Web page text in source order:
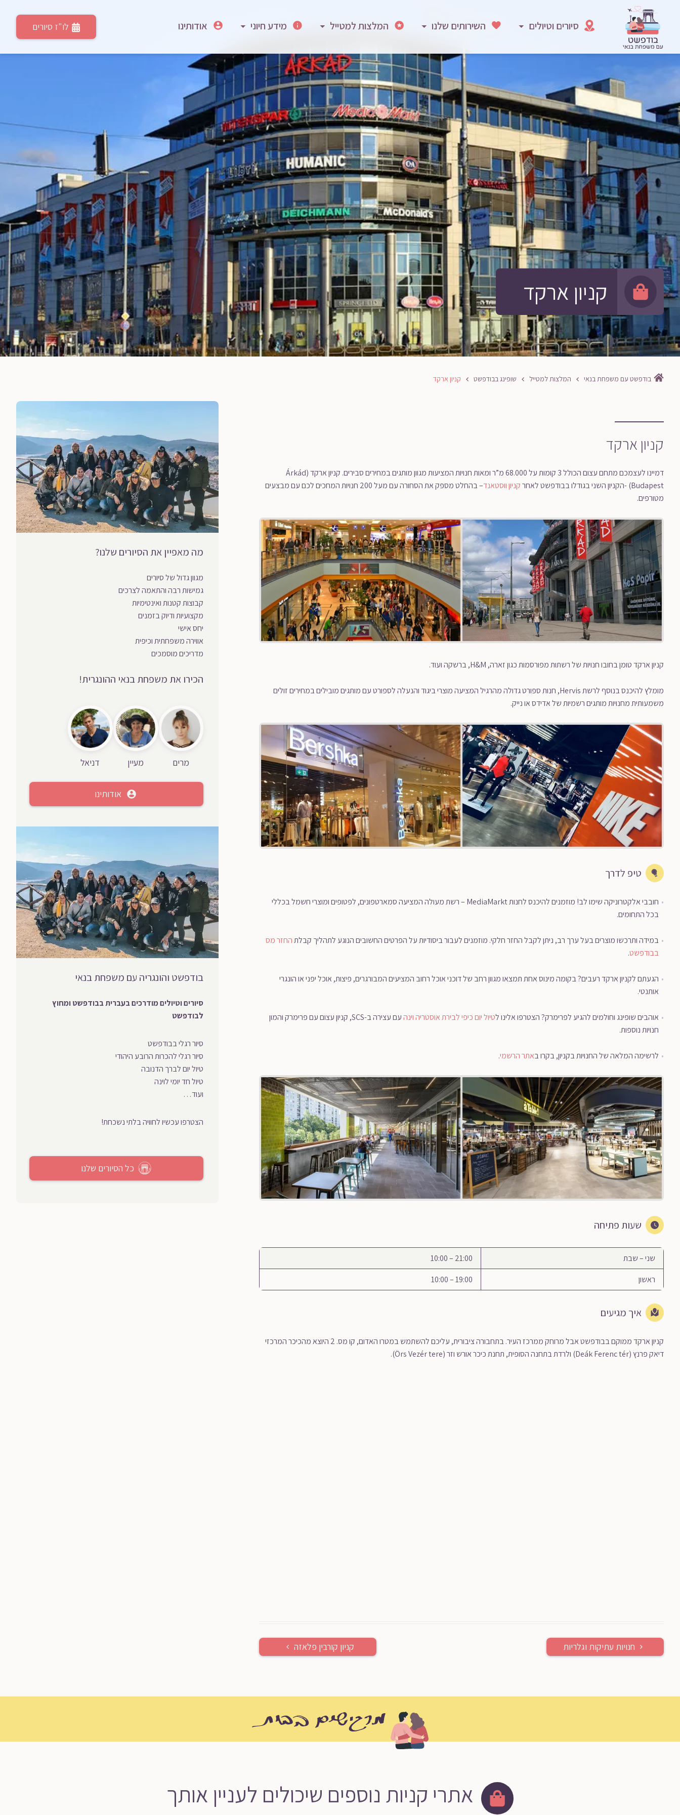
סיורים וטיולים השירותים שלנו המלצות למטייל מידע חיוני אודותינו לו"ז סיורים
קניון ארקד
בודפשט עם משפחת בנאי המלצות למטייל שופינג בבודפשט קניון ארקד
קניון ארקד
דמיינו לעצמכם מתחם עצום הכולל 3 קומות על 68.000 מ”ר ומאות חנויות המציעות מגוון מותגים במחירים סבירים. קניון ארקד (Árkád
Budapest) -הקניון השני בגודלו בבודפשט לאחר
קניון ווסטאנד
– בהחלט מספק את הסחורה עם מעל 200 חנויות המחכים לכם עם מבצעים
מטורפים.
קניון ארקד טומן בחובו חנויות של רשתות מפורסמות כגון זארה, H&M, ברשקה ועוד.
מומלץ להיכנס בנוסף לרשת Hervis, חנות ספורט גדולה מהרגיל המציעה מוצרי ביגוד והנעלה לספורט עם מותגים מובילים במחירים זולים
משמעותית מחנויות מותגים רשמיות של אדידס או נייק.
טיפ לדרך
חובבי אלקטרוניקה שימו לב! מוזמנים להיכנס לחנות MediaMarkt – רשת מעולה המציעה סמארטפונים, לפטופים ומוצרי חשמל בכללי
בכל התחומים.
במידה ותרכשו מוצרים בעל ערך רב, ניתן לקבל החזר חלקי. מוזמנים לעבור ביסודיות על הפרטים החשובים הנוגע לתהליך קבלתהחזר מס
בבודפשט.
הגעתם לקניון ארקד רעבים? בקומה מינוס אחת תמצאו מגוון רחב של דוכני אוכל רחוב המציעים המבורגרים, פיצות, אוכל יפני או הונגרי
אותנטי.
אוהבים שופינג וחולמים להגיע לפרימרק? הצטרפו אלינו לטיול יום כיפי לבירת אוסטריה וינה
עם עצירה ב-SCS, קניון עצום עם פרימרק והמון
חנויות נוספות.
לרשימה המלאה של החנויות בקניון, בקרו באתר הרשמי.
שעות פתיחה
שני – שבת
21:00 – 10:00
ראשון
19:00 – 10:00
איך מגיעים
קניון ארקד ממוקם בבודפשט אבל מרוחק ממרכז העיר. בתחבורה ציבורית, עליכם להשתמש במטרו האדום, קו מס. 2 היוצא מהכיכר המרכזי
דיאק פרנץ (Deák Ferenc tér) ולרדת בתחנה הסופית, תחנת כיכר אורש וזר (Örs Vezér tere).
חנויות עתיקות וגלריות קניון קורבין פלאזה
מה מאפיין את הסיורים שלנו?
מגוון גדול של סיורים
גמישות רבה והתאמה לצרכים
קבוצות קטנות ואינטימיות
מקצועיות ודיוק בזמנים
יחס אישי
אווירה משפחתית וכיפית
מדריכים מוסמכים
הכירו את משפחת בנאי ההונגרית!
מרים מעיין דניאל
אודותינו
בודפשט והונגריה עם משפחת בנאי
סיורים וטיולים מודרכים בעברית בבודפשט ומחוץ
לבודפשט
סיור רגלי בבודפשט
סיור רגלי להכרות הרובע היהודי
טיול יום לברך הדנובה
טיול חד יומי לוינה
ועוד…
הצטרפו עכשיו לחוויה בלתי נשכחת!
כל הסיורים שלנו
אתרי קניות נוספים שיכולים לעניין אותך